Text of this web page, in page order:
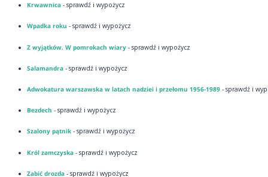
Krwawnica - sprawdź i wypożycz
Wpadka roku - sprawdź i wypożycz
Z wyjątków. W pomrokach wiary- sprawdź i wypożycz
Salamandra - sprawdź i wypożycz
Adwokatura warszawska w latach nadziei i przełomu 1956-1989- sprawdź i
Bezdech - sprawdź i wypożycz
Szalony pątnik- sprawdź i wypożycz
Król zamczyska- sprawdź i wypożycz
Zabić drozda- sprawdź i wypożycz